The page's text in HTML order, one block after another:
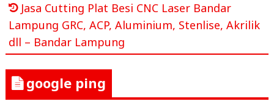
Jasa Cutting Plat Besi CNC Laser Bandar
Lampung GRC, ACP, Aluminium, Stenlise, Akrilik
dll – Bandar Lampung
google ping